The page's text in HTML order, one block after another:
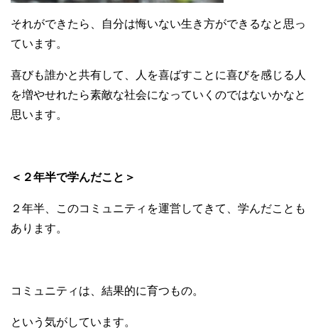
それができたら、自分は悔いない生き方ができるなと思っ
ています。
喜びも誰かと共有して、人を喜ばすことに喜びを感じる人
を増やせれたら素敵な社会になっていくのではないかなと
思います。
＜２年半で学んだこと＞
２年半、このコミュニティを運営してきて、学んだことも
あります。
コミュニティは、結果的に育つもの。
という気がしています。